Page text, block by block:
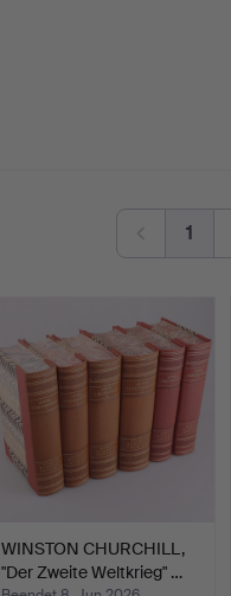
1
WINSTON CHURCHILL,
"Der Zweite Weltkrieg" …